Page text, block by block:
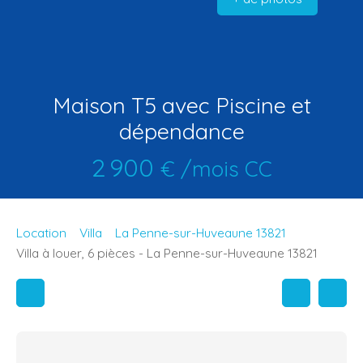
Maison T5 avec Piscine et
dépendance
2 900 € /mois CC
Location Villa
La Penne-sur-Huveaune 13821
Villa à louer, 6 pièces - La Penne-sur-Huveaune 13821